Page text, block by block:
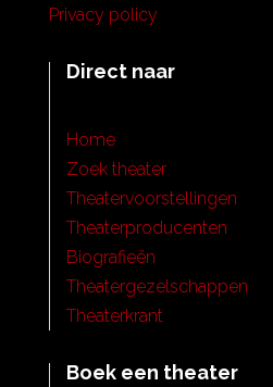
Privacy policy
Direct naar
Home
Zoek theater
Theatervoorstellingen
Theaterproducenten
Biografieën
Theatergezelschappen
Theaterkrant
Boek een theater